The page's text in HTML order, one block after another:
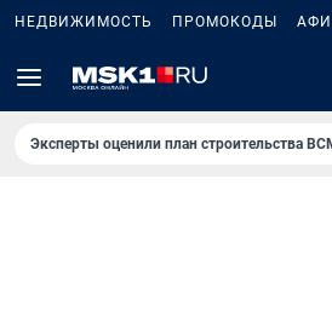
НЕДВИЖИМОСТЬ ПРОМОКОДЫ
Эксперты оценили план строительства